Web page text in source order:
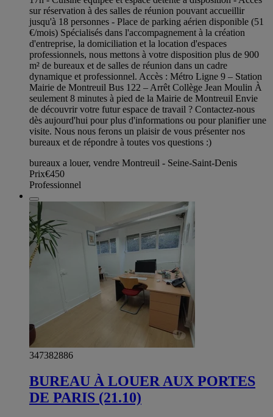
sur réservation à des salles de réunion pouvant accueillir
jusqu'à 18 personnes - Place de parking aérien disponible (51
€/mois) Spécialisés dans l'accompagnement à la création
d'entreprise, la domiciliation et la location d'espaces
professionnels, nous mettons à votre disposition plus de 900
m² de bureaux et de salles de réunion dans un cadre
dynamique et professionnel. Accès : Métro Ligne 9 – Station
Mairie de Montreuil Bus 122 – Arrêt Collège Jean Moulin À
seulement 8 minutes à pied de la Mairie de Montreuil Envie
de découvrir votre futur espace de travail ? Contactez-nous
dès aujourd'hui pour plus d'informations ou pour planifier une
visite. Nous nous ferons un plaisir de vous présenter nos
bureaux et de répondre à toutes vos questions :)
bureaux a louer, vendre Montreuil - Seine-Saint-Denis
Prix€450
Professionnel
347382886
BUREAU À LOUER AUX PORTES
DE PARIS (21.10)